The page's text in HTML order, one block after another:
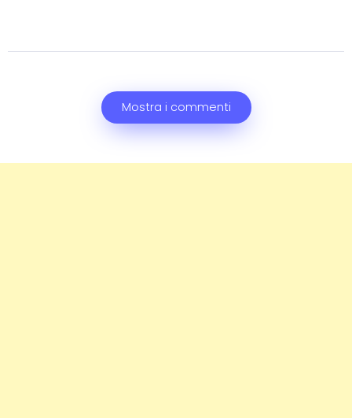
Mostra i commenti